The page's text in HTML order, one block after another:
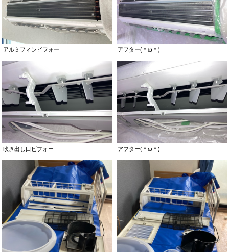
アルミフィンビフォー アフター(＾ω＾)
吹き出し口ビフォー アフター(＾ω＾)